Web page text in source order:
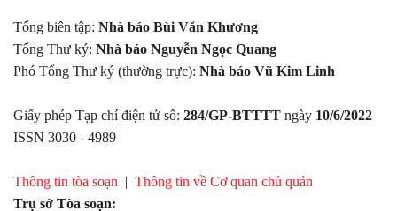
Tổng biên tập: Nhà báo Bùi Văn Khương
Tổng Thư ký: Nhà báo Nguyễn Ngọc Quang
Phó Tổng Thư ký (thường trực): Nhà báo Vũ Kim Linh
Giấy phép Tạp chí điện tử số: 284/GP-BTTTT ngày 10/6/2022
ISSN 3030 - 4989
Thông tin tòa soạn | Thông tin về Cơ quan chủ quản
Trụ sở Tòa soạn: